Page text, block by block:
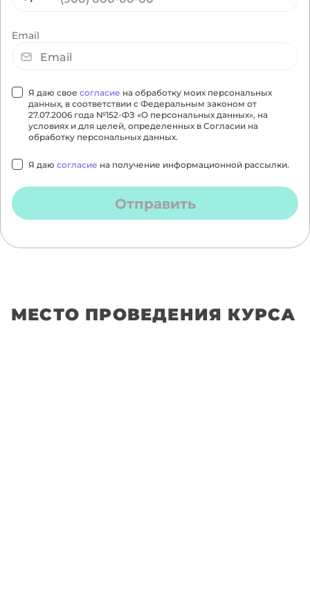
Email
Я даю свое согласие на обработку моих персональных
данных, в соответствии с Федеральным законом от
27.07.2006 года №152-ФЗ «О персональных данных», на
условиях и для целей, определенных в Согласии на
обработку персональных данных.
Я даю согласие на получение информационной рассылки.
Отправить
МЕСТО ПРОВЕДЕНИЯ КУРСА